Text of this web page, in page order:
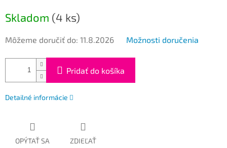
Skladom (4 ks)
Môžeme doručiť do: 11.8.2026 Možnosti doručenia
Pridať do košíka
Detailné informácie
OPÝTAŤ SA ZDIEĽAŤ